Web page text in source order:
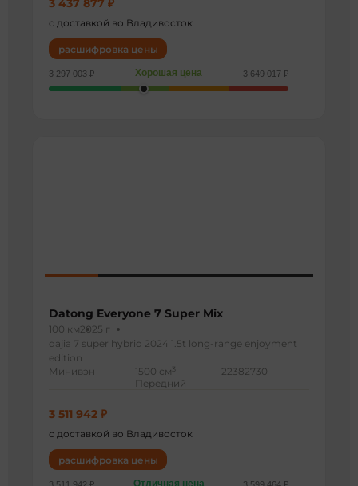
3 437 877 ₽
с доставкой во Владивосток
расшифровка цены
3 297 003 ₽ Хорошая цена 3 649 017 ₽
Datong Everyone 7 Super Mix
100 км2025 г
dajia 7 super hybrid 2024 1.5t long-range enjoyment
edition
Минивэн
1500 см 3
Передний
22382730
3 511 942 ₽
с доставкой во Владивосток
расшифровка цены
Отличная цена